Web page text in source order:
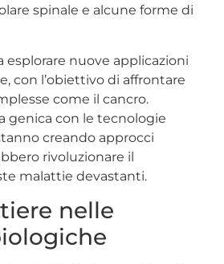
spinale e alcune forme di
esplorare nuove applicazioni
con l’obiettivo di affrontare
come il cancro.
genica con le tecnologie
creando approcci
rivoluzionare il
malattie devastanti.
nelle